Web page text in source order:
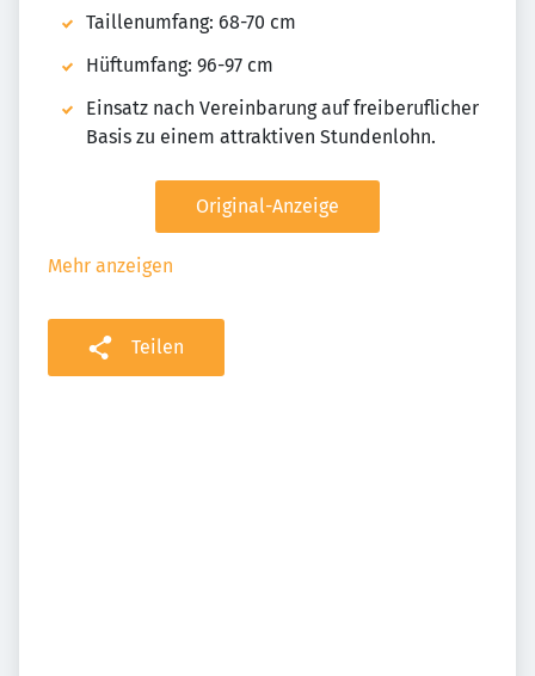
Taillenumfang: 68-70 cm
Hüftumfang: 96-97 cm
Einsatz nach Vereinbarung auf freiberuflicher
Basis zu einem attraktiven Stundenlohn.
Original-Anzeige
Mehr anzeigen
Teilen